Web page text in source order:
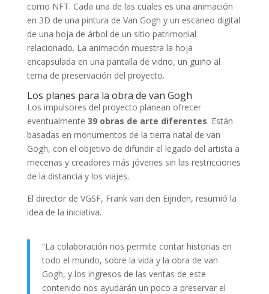
como NFT. Cada una de las cuales es una animación
en 3D de una pintura de Van Gogh y un escaneo digital
de una hoja de árbol de un sitio patrimonial
relacionado. La animación muestra la hoja
encapsulada en una pantalla de vidrio, un guiño al
tema de preservación del proyecto.
Los planes para la obra de van Gogh
Los impulsores del proyecto planean ofrecer
eventualmente 39 obras de arte diferentes. Están
basadas en monumentos de la tierra natal de van
Gogh, con el objetivo de difundir el legado del artista a
mecenas y creadores más jóvenes sin las restricciones
de la distancia y los viajes.
El director de VGSF, Frank van den Eijnden, resumió la
idea de la iniciativa.
“La colaboración nos permite contar historias en
todo el mundo, sobre la vida y la obra de van
Gogh, y los ingresos de las ventas de este
contenido nos ayudarán un poco a preservar el